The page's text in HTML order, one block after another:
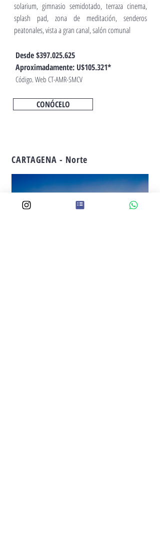
solarium, gimnasio semidotado, terraza cinema,
splash pad, zona de meditación, senderos
peatonales, vista a gran canal, salón comunal
Desde $397.025.625
Aproximadamente: U$105.321*
Código. Web CT-AMR-SMCV
CONÓCELO
CARTAGENA - Norte